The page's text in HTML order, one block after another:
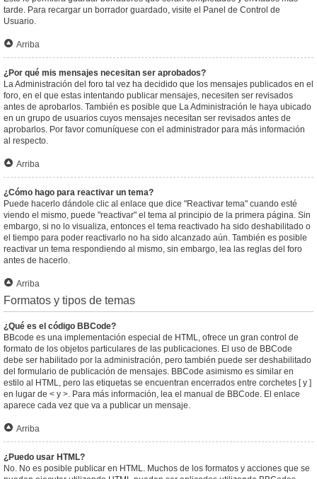
tarde. Para recargar un borrador guardado, visite el Panel de Control de
Usuario.
Arriba
¿Por qué mis mensajes necesitan ser aprobados?
La Administración del foro tal vez ha decidido que los mensajes publicados en el
foro, en el que estas intentando publicar mensajes, necesiten ser revisados
antes de aprobarlos. También es posible que La Administración le haya ubicado
en un grupo de usuarios cuyos mensajes necesitan ser revisados antes de
aprobarlos. Por favor comuníquese con el administrador para más información
al respecto.
Arriba
¿Cómo hago para reactivar un tema?
Puede hacerlo dándole clic al enlace que dice "Reactivar tema" cuando esté
viendo el mismo, puede "reactivar" el tema al principio de la primera página. Sin
embargo, si no lo visualiza, entonces el tema reactivado ha sido deshabilitado o
el tiempo para poder reactivarlo no ha sido alcanzado aún. También es posible
reactivar un tema respondiendo al mismo, sin embargo, lea las reglas del foro
antes de hacerlo.
Arriba
Formatos y tipos de temas
¿Qué es el código BBCode?
BBcode es una implementación especial de HTML, ofrece un gran control de
formato de los objetos particulares de las publicaciones. El uso de BBCode
debe ser habilitado por la administración, pero también puede ser deshabilitado
del formulario de publicación de mensajes. BBCode asimismo es similar en
estilo al HTML, pero las etiquetas se encuentran encerrados entre corchetes [ y ]
en lugar de < y >. Para más información, lea el manual de BBCode. El enlace
aparece cada vez que va a publicar un mensaje.
Arriba
¿Puedo usar HTML?
No. No es posible publicar en HTML. Muchos de los formatos y acciones que se